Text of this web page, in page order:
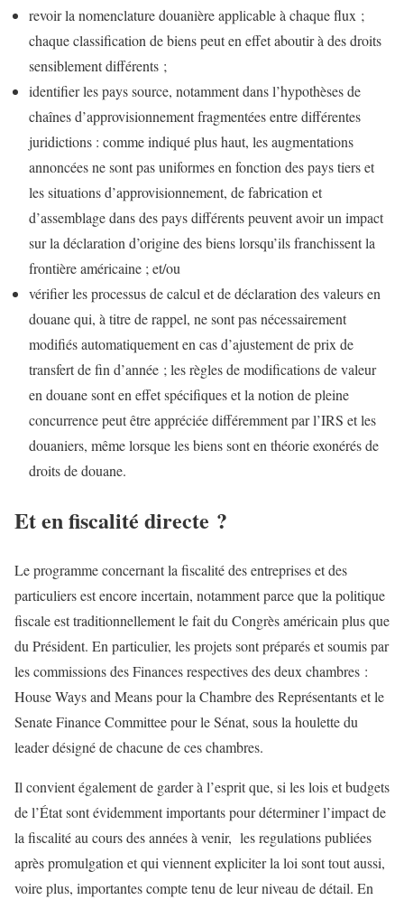
revoir la nomenclature douanière applicable à chaque flux ;
chaque classification de biens peut en effet aboutir à des droits
sensiblement différents ;
identifier les pays source, notamment dans l’hypothèses de
chaînes d’approvisionnement fragmentées entre différentes
juridictions : comme indiqué plus haut, les augmentations
annoncées ne sont pas uniformes en fonction des pays tiers et
les situations d’approvisionnement, de fabrication et
d’assemblage dans des pays différents peuvent avoir un impact
sur la déclaration d’origine des biens lorsqu’ils franchissent la
frontière américaine ; et/ou
vérifier les processus de calcul et de déclaration des valeurs en
douane qui, à titre de rappel, ne sont pas nécessairement
modifiés automatiquement en cas d’ajustement de prix de
transfert de fin d’année ; les règles de modifications de valeur
en douane sont en effet spécifiques et la notion de pleine
concurrence peut être appréciée différemment par l’IRS et les
douaniers, même lorsque les biens sont en théorie exonérés de
droits de douane.
Et en fiscalité directe ?
Le programme concernant la fiscalité des entreprises et des
particuliers est encore incertain, notamment parce que la politique
fiscale est traditionnellement le fait du Congrès américain plus que
du Président. En particulier, les projets sont préparés et soumis par
les commissions des Finances respectives des deux chambres :
House Ways and Means pour la Chambre des Représentants et le
Senate Finance Committee pour le Sénat, sous la houlette du
leader désigné de chacune de ces chambres.
Il convient également de garder à l’esprit que, si les lois et budgets
de l’État sont évidemment importants pour déterminer l’impact de
la fiscalité au cours des années à venir, les regulations publiées
après promulgation et qui viennent expliciter la loi sont tout aussi,
voire plus, importantes compte tenu de leur niveau de détail. En